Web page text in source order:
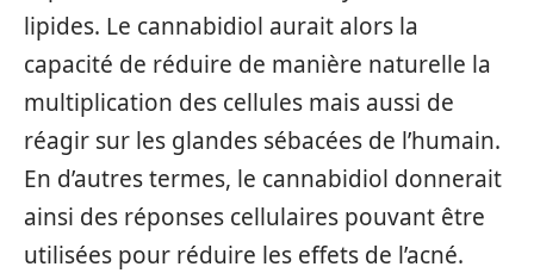
lipides. Le cannabidiol aurait alors la
capacité de réduire de manière naturelle la
multiplication des cellules mais aussi de
réagir sur les glandes sébacées de l’humain.
En d’autres termes, le cannabidiol donnerait
ainsi des réponses cellulaires pouvant être
utilisées pour réduire les effets de l’acné.